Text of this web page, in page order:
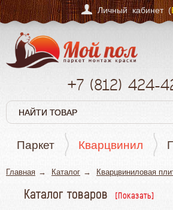
Личный кабинет (
+7 (812) 424-
Паркет Кварцвинил
Главная Каталог Кварцвиниловая
Каталог товаров